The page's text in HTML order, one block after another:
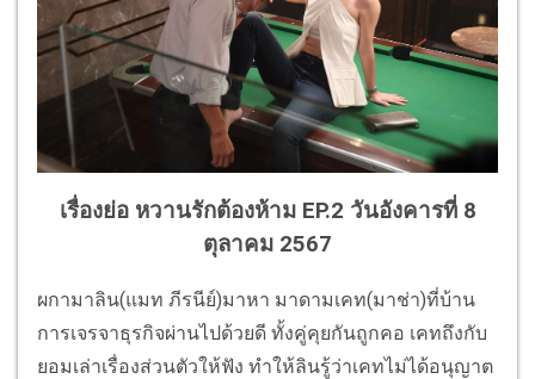
เรื่องย่อ หวานรักต้องห้าม EP.2 วันอังคารที่ 8
ตุลาคม 2567
ผกามาลิน(แมท ภีรนีย์)มาหา มาดามเคท(มาช่า)ที่บ้าน
การเจรจาธุรกิจผ่านไปด้วยดี ทั้งคู่คุยกันถูกคอ เคทถึงกับ
ยอมเล่าเรื่องส่วนตัวให้ฟัง ทำให้ลินรู้ว่าเคทไม่ได้อนุญาต